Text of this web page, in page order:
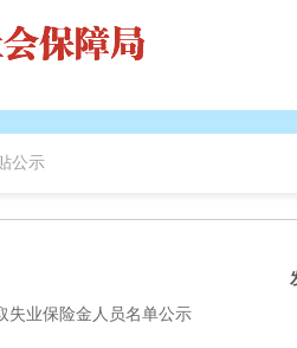
公示
失业保险金人员名单公示